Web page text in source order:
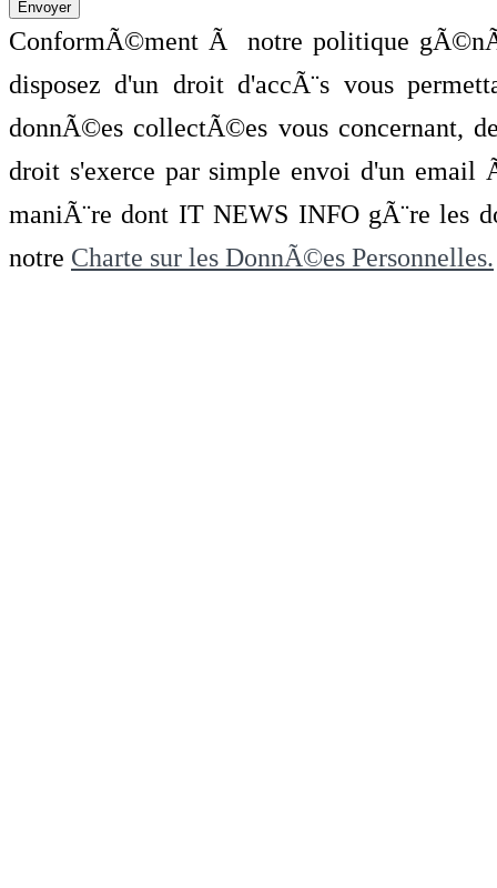
ConformÃ©ment Ã notre politique
disposez d'un droit d'accÃ¨s vous
donnÃ©es collectÃ©es vous concernant,
droit s'exerce par simple envoi d'un
maniÃ¨re dont IT NEWS INFO gÃ¨re les
notre Charte sur les DonnÃ©es Personnelles.